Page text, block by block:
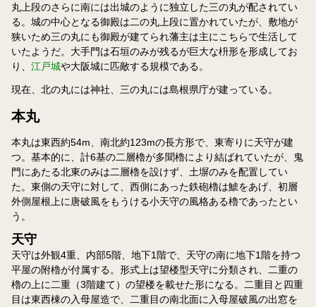
丸上段のさらに南には出城のように独立した三の丸が配されてい
る。城の中心となる御殿は二の丸上段に置かれていたが、敷地が
狭いため三の丸にも御殿が建てられ藩主は主にこちらで生活して
いたようだ。大手門は石垣のみが残るが巨大な枡形を形成してお
り、 江戸城や大阪城に匹敵する規模である。
現在、北の丸には神社、三の丸には島根県庁が建っている。
本丸
本丸は東西約54m、南北約123mの長方形で、東寄りに天守が建
つ。基本的に、計6基の二層櫓が多聞櫓により結ばれていたが、鬼
門にあたる北東のみは二層櫓を設けず、土塀のみを配置してい
た。東側の天守に対して、西側にあった鉄砲櫓は鯱をあげ、初層
外側屋根上に唐破風をもうける小天守の風格ある櫓であったとい
う。
天守
天守は外観4重、内部5階、地下1階で、天守の南に地下1階を持つ
平屋の附櫓が付属する。形式上は望楼型天守に分類され、二重の
櫓の上に二重（3階建て）の望楼を載せた形になる。二重目と四重
目は東西棟の入母屋造で、二重目の南北面に入母屋破風の出窓を